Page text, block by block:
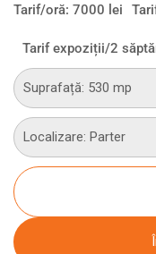
Tarif/oră: 7000 lei
Tarif expoziții/2
Suprafață: 530 mp
Localizare: Parter